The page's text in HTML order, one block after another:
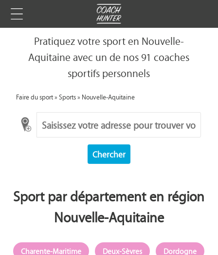
Pratiquez votre sport en Nouvelle-
Aquitaine avec un de nos 91 coaches
sportifs personnels
Faire du sport»Sports»Nouvelle-Aquitaine
Chercher
Sport par département en région
Nouvelle-Aquitaine
Charente-Maritime Deux-Sèvres
Dordogne